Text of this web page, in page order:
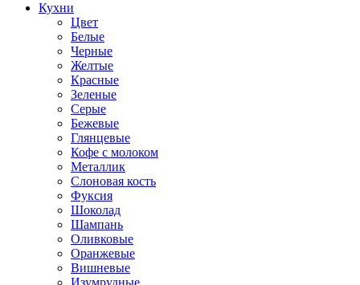
Кухни
Цвет
Белые
Черные
Желтые
Красные
Зеленые
Серые
Бежевые
Глянцевые
Кофе с молоком
Металлик
Слоновая кость
Фуксия
Шоколад
Шампань
Оливковые
Оранжевые
Вишневые
Изумрудные